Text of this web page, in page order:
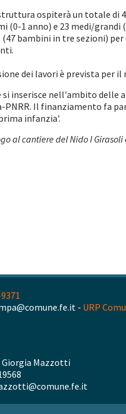
ospiterà un totale di
(0-1 anno) e 23 medi/
bambini in tre sezioni)
dei lavori è prevista per il
inserisce nell'ambito delle
PNRR. Il finanziamento fa
infanzia'.
cantiere del Nido I
- URP
Giorgia Mazzotti